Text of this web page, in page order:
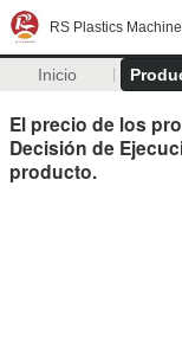
RS Plastics
Inicio
El precio de los
Decisión de
producto.